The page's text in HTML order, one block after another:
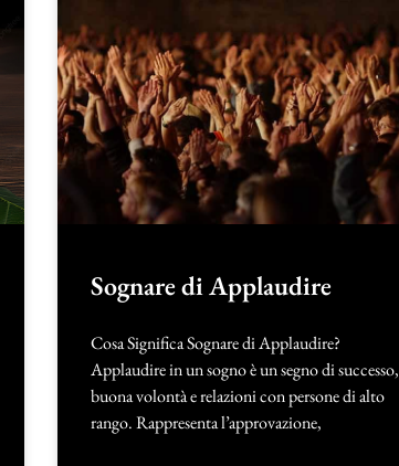
Sognare di Applaudire
Cosa Significa Sognare di Applaudire?
Applaudire in un sogno è un segno di successo,
buona volontà e relazioni con persone di alto
rango. Rappresenta l’approvazione,